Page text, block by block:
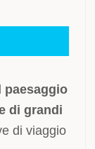
paesaggio
di grandi
di viaggio